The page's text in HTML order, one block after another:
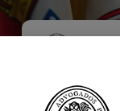
Skip
main